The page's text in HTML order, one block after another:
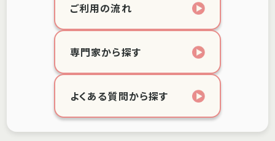
ご利用の流れ
専門家から探す
よくある質問から探す